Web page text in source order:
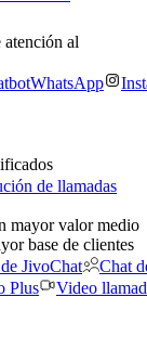
atención al
WhatsApp
de llamadas
mayor valor medio
base de clientes
JivoChat
Chat
Plus Video